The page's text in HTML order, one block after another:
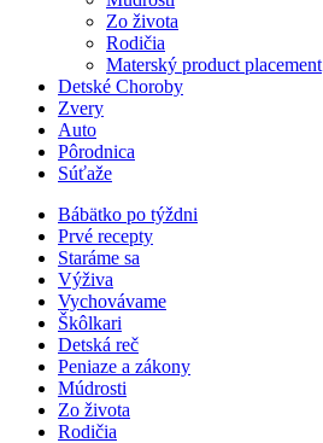
Zo života
Rodičia
Materský product placement
Detské Choroby
Zvery
Auto
Pôrodnica
Súťaže
Bábätko po týždni
Prvé recepty
Staráme sa
Výživa
Vychovávame
Škôlkari
Detská reč
Peniaze a zákony
Múdrosti
Zo života
Rodičia